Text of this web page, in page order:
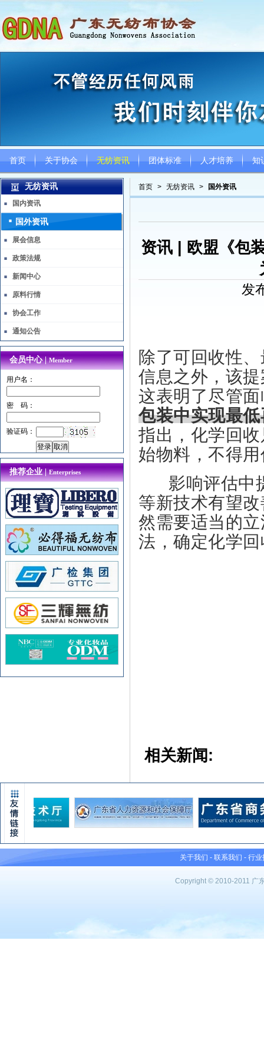
首页 关于协会 无纺资讯 团体标准 人才培养 知
首页 > 无纺资讯 > 国外资讯
资讯 | 欧盟《包
发
除了可回收性
信息之外，该
这表明了尽管
包装中实现最
指出，化学回
始物料，不得
影响评估中提
等新技术有望
然需要适当的
法，确定化学
相关新闻:
无纺资讯
国内资讯
国外资讯
展会信息
政策法规
新闻中心
原料行情
协会工作
通知公告
会员中心 |Member
用户名：
密 码：
验证码：
推荐企业 |Enterprises
关于我们 - 联系我们 - 行业
Copyright © 2010-2011 广